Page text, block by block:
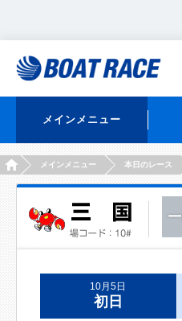
メインメニュー
HOMEメインメニュー 本日のレース
10月5日
初日